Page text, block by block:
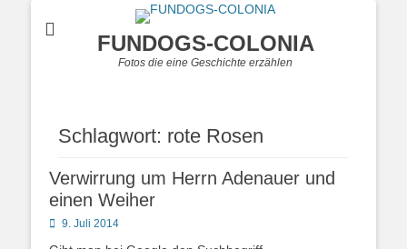
FUNDOGS-COLONIA
Fotos die eine Geschichte erzählen
Schlagwort: rote Rosen
Verwirrung um Herrn Adenauer und
einen Weiher
Posted
9. Juli 2014